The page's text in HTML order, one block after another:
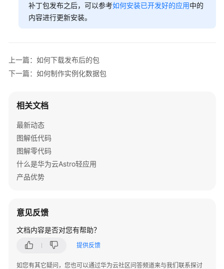
为
云
用
实
授
权
户
使
用
华
云
Astro
应
补丁包发布之后，可以参考如何安装已开发好的应用中的
内容进行更新安装。
上一篇：如何下载发布后的包
下一篇：如何制作实例化数据包
相关文档
最新动态
图解低代码
图解零代码
什么是华为云Astro轻应用
产品优势
意见反馈
文档内容是否对您有帮助？
提供反馈
如您有其它疑问，您也可以通过华为云社区问答频道来与我们联系探讨